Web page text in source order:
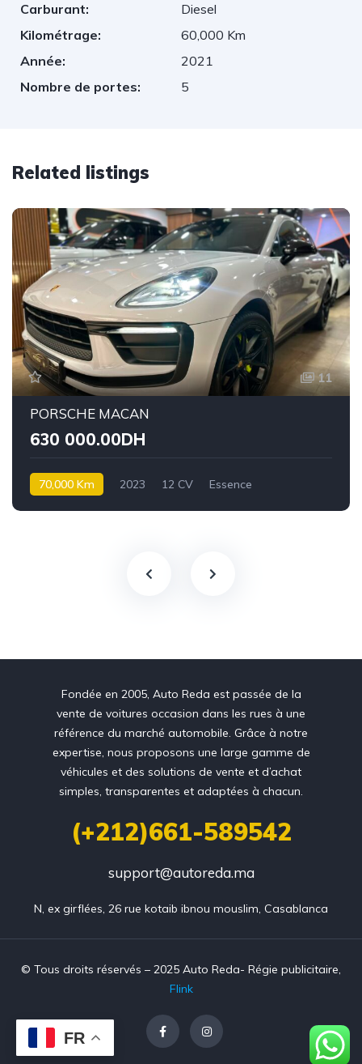
Carburant:
Diesel
Kilométrage:
60,000 Km
Année:
2021
Nombre de portes:
5
Related listings
11
PORSCHE MACAN
630 000.00DH
70,000 Km 2023 12 CV Essence
Fondée en 2005, Auto Reda est passée de la
vente de voitures occasion dans les rues à une
référence du marché automobile. Grâce à notre
expertise, nous proposons une large gamme de
véhicules et des solutions de vente et d’achat
simples, transparentes et adaptées à chacun.
(+212)661-589542
support@autoreda.ma
N, ex girflées, 26 rue kotaib ibnou mouslim, Casablanca
© Tous droits réservés – 2025 Auto Reda- Régie publicitaire,
Flink
FR